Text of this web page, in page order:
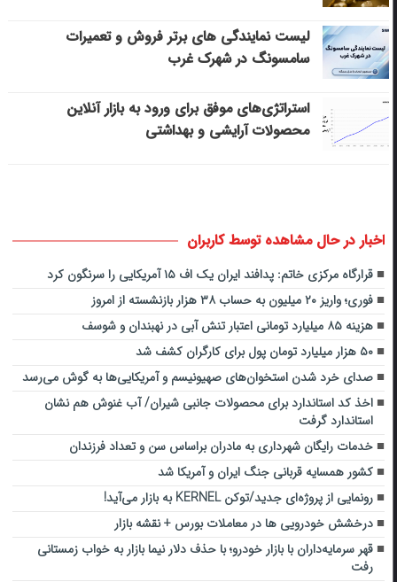
لیست نمایندگی های برتر فروش و تعمیرات
سامسونگ در شهرک غرب
استراتژی‌های موفق برای ورود به بازار آنلاین
محصولات آرایشی و بهداشتی
اخبار در حال مشاهده توسط کاربران
قرارگاه مرکزی خاتم: پدافند ایران یک اف ۱۵ آمریکایی را سرنگون کرد
فوری؛ واریز ۲۰ میلیون به حساب ۳۸ هزار بازنشسته از امروز
هزینه ۸۵ میلیارد تومانی اعتبار تنش آبی در نهبندان و شوسف
۵۰ هزار میلیارد تومان پول برای کارگران کشف شد
صدای خرد شدن استخوان‌های صهیونیسم و آمریکایی‌ها به گوش می‌رسد
اخذ کد استاندارد برای محصولات جانبی شیران/ آب غنوش هم نشان
استاندارد گرفت
خدمات رایگان شهرداری به مادران براساس سن و تعداد فرزندان
کشور همسایه قربانی جنگ ایران و آمریکا شد
رونمایی از پروژه‌ای جدید/توکن KERNEL به بازار می‌آید!
درخشش خودرویی ها در معاملات بورس + نقشه بازار
قهر سرمایه‌داران با بازار خودرو؛ با حذف دلار نیما بازار به خواب زمستانی
رفت